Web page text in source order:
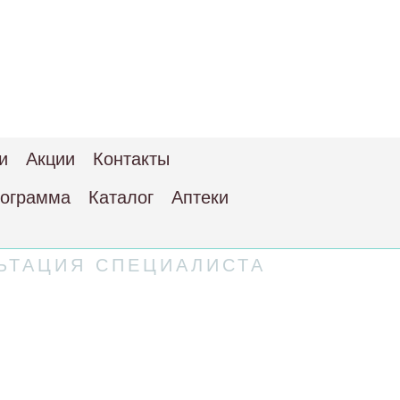
Акции
Контакты
Каталог Аптеки
СПЕЦИАЛИСТА